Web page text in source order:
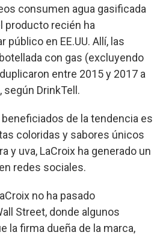
consumen agua gasificada
producto recién ha
público en EE.UU. Allí, las
con gas (excluyendo
entre 2015 y 2017 a
según DrinkTell.
de la tendencia es
coloridas y sabores únicos
y uva, LaCroix ha generado un
redes sociales.
no ha pasado
Street, donde algunos
la firma dueña de la marca,